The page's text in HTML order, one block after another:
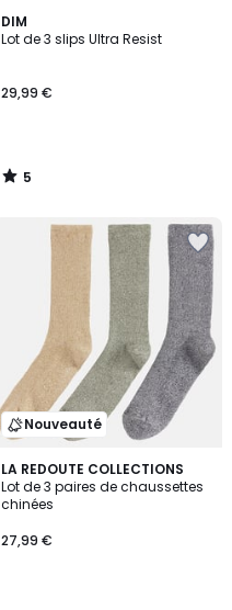
DIM
Lot de 3 slips Ultra Resist
29,99 €
5
/
5
/
Nouveauté
LA REDOUTE COLLECTIONS
Lot de 3 paires de chaussettes
chinées
27,99 €